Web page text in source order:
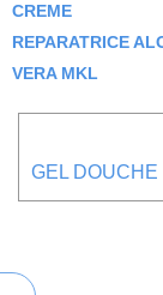
CREME
REPARATRICE
VERA MKL